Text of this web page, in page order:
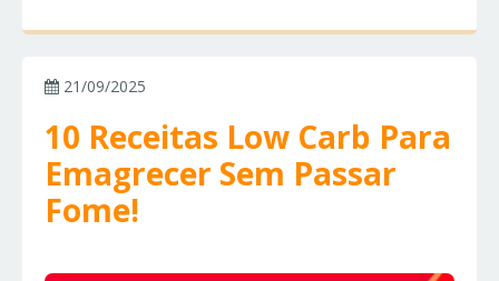
21/09/2025
10 Receitas Low Carb Para
Emagrecer Sem Passar
Fome!